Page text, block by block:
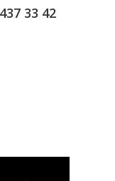
33 42